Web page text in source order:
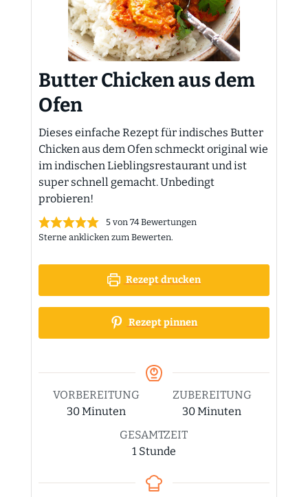
Butter Chicken aus dem
Ofen
Dieses einfache Rezept für indisches Butter
Chicken aus dem Ofen schmeckt original wie
im indischen Lieblingsrestaurant und ist
super schnell gemacht. Unbedingt
probieren!
5von 74Bewertungen
Sterne anklicken zum Bewerten.
Rezept drucken
Rezept pinnen
VORBEREITUNG
30Minuten
Minuten
ZUBEREITUNG
30Minuten
Minuten
GESAMTZEIT
1 Stunde
Stunde